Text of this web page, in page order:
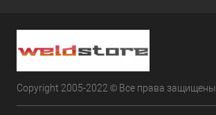
Copyright 2005-2022 © Все права защищены.